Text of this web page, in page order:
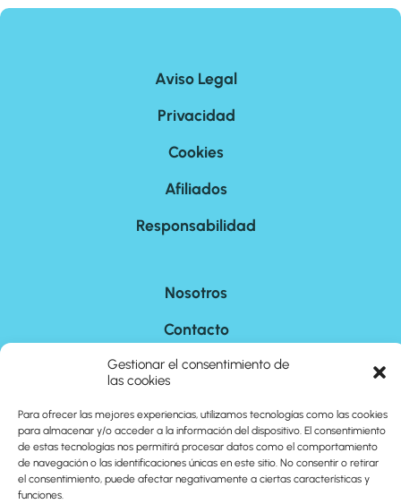
Gestionar el consentimiento de
las cookies
Para ofrecer las mejores experiencias, utilizamos tecnologías como las cookies
para almacenar y/o acceder a la información del dispositivo. El consentimiento
de estas tecnologías nos permitirá procesar datos como el comportamiento
de navegación o las identificaciones únicas en este sitio. No consentir o retirar
el consentimiento, puede afectar negativamente a ciertas características y
funciones.
Aviso Legal
Privacidad
Cookies
Afiliados
Responsabilidad
Nosotros
Contacto
Sitemap
© 2026cuantoson.com